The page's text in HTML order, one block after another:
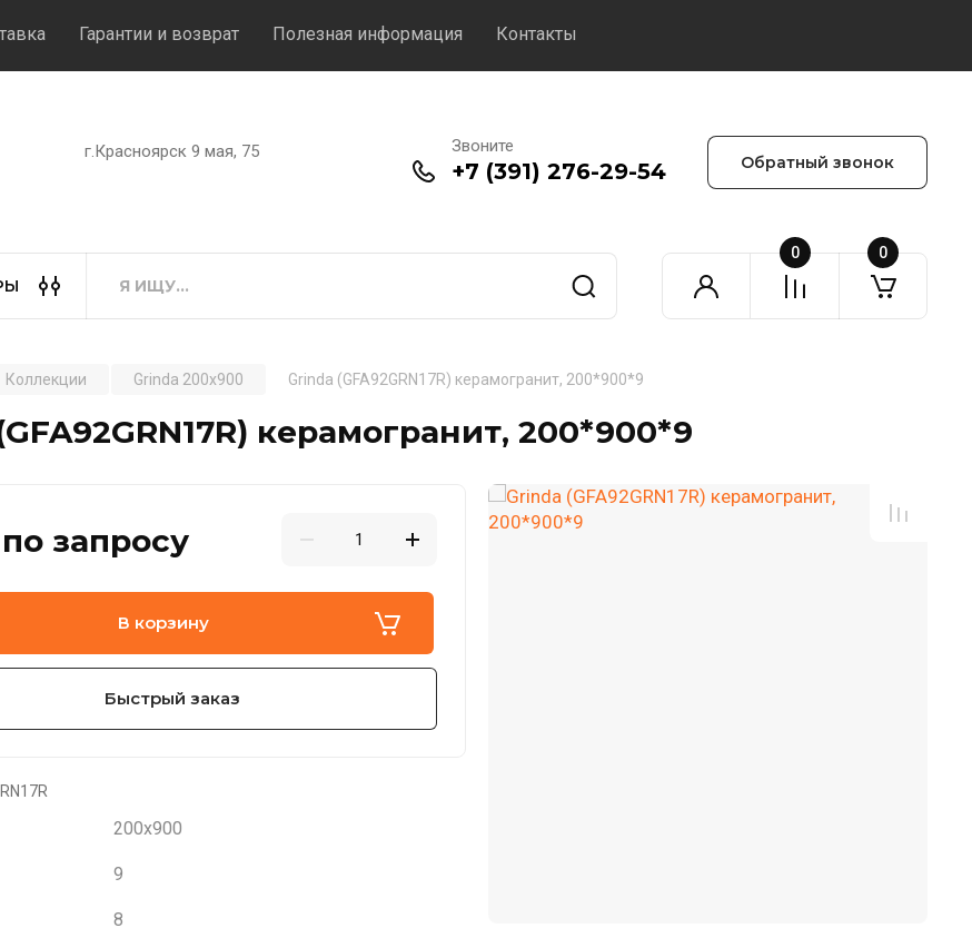
Гарантии и возврат Полезная информация Контакты
г.Красноярск 9 мая, 75 Звоните
+7 (391) 276-29-54 Обратный звонок
0 0
Коллекции Grinda 200x900 Grinda (GFA92GRN17R) керамогранит, 200*900*9
керамогранит, 200*900*9
запросу
В корзину
Быстрый заказ
200x900
9
8